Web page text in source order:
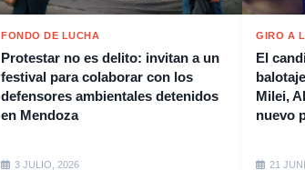
FONDO DE LUCHA
Protestar no es delito: invitan a un
festival para colaborar con los
defensores ambientales detenidos
en Mendoza
3 JULIO, 2026
GIRO A
El
Milei,
nuevo
21